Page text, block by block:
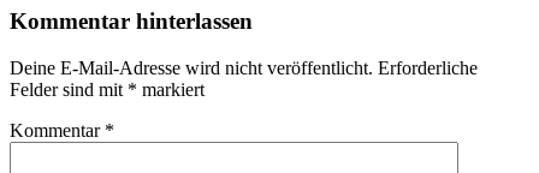
Kommentar hinterlassen
Deine E-Mail-Adresse wird nicht veröffentlicht. Erforderliche
Felder sind mit * markiert
Kommentar *